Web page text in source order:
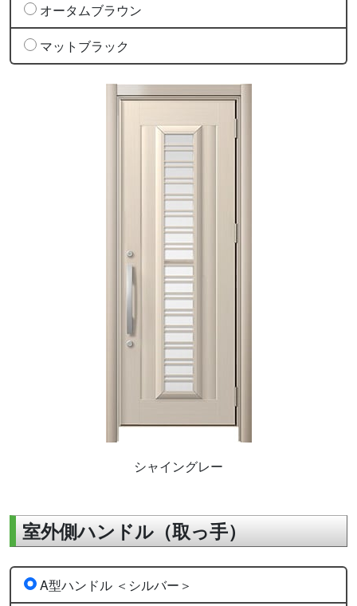
シャイングレー
オータムブラウン
マットブラック
室外側ハンドル（取っ手）
A型ハンドル ＜シルバー＞